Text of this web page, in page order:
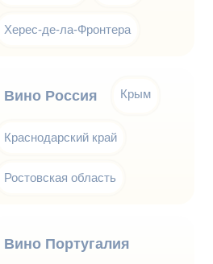
Херес-де-ла-Фронтера
Вино Россия Крым
Краснодарский край
Ростовская область
Вино Португалия